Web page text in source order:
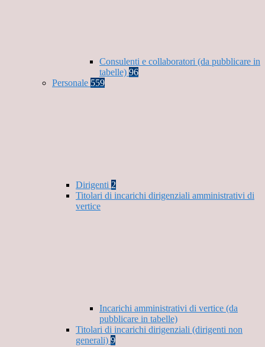
Consulenti e collaboratori (da pubblicare in
tabelle) 96
Personale 559
Dirigenti 2
Titolari di incarichi dirigenziali amministrativi di
vertice
Incarichi amministrativi di vertice (da
pubblicare in tabelle)
Titolari di incarichi dirigenziali (dirigenti non
generali) 9